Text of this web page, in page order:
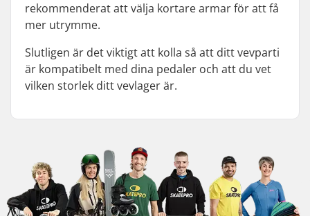
rekommenderat att välja kortare armar för att få
mer utrymme.
Slutligen är det viktigt att kolla så att ditt vevparti
är kompatibelt med dina pedaler och att du vet
vilken storlek ditt vevlager är.